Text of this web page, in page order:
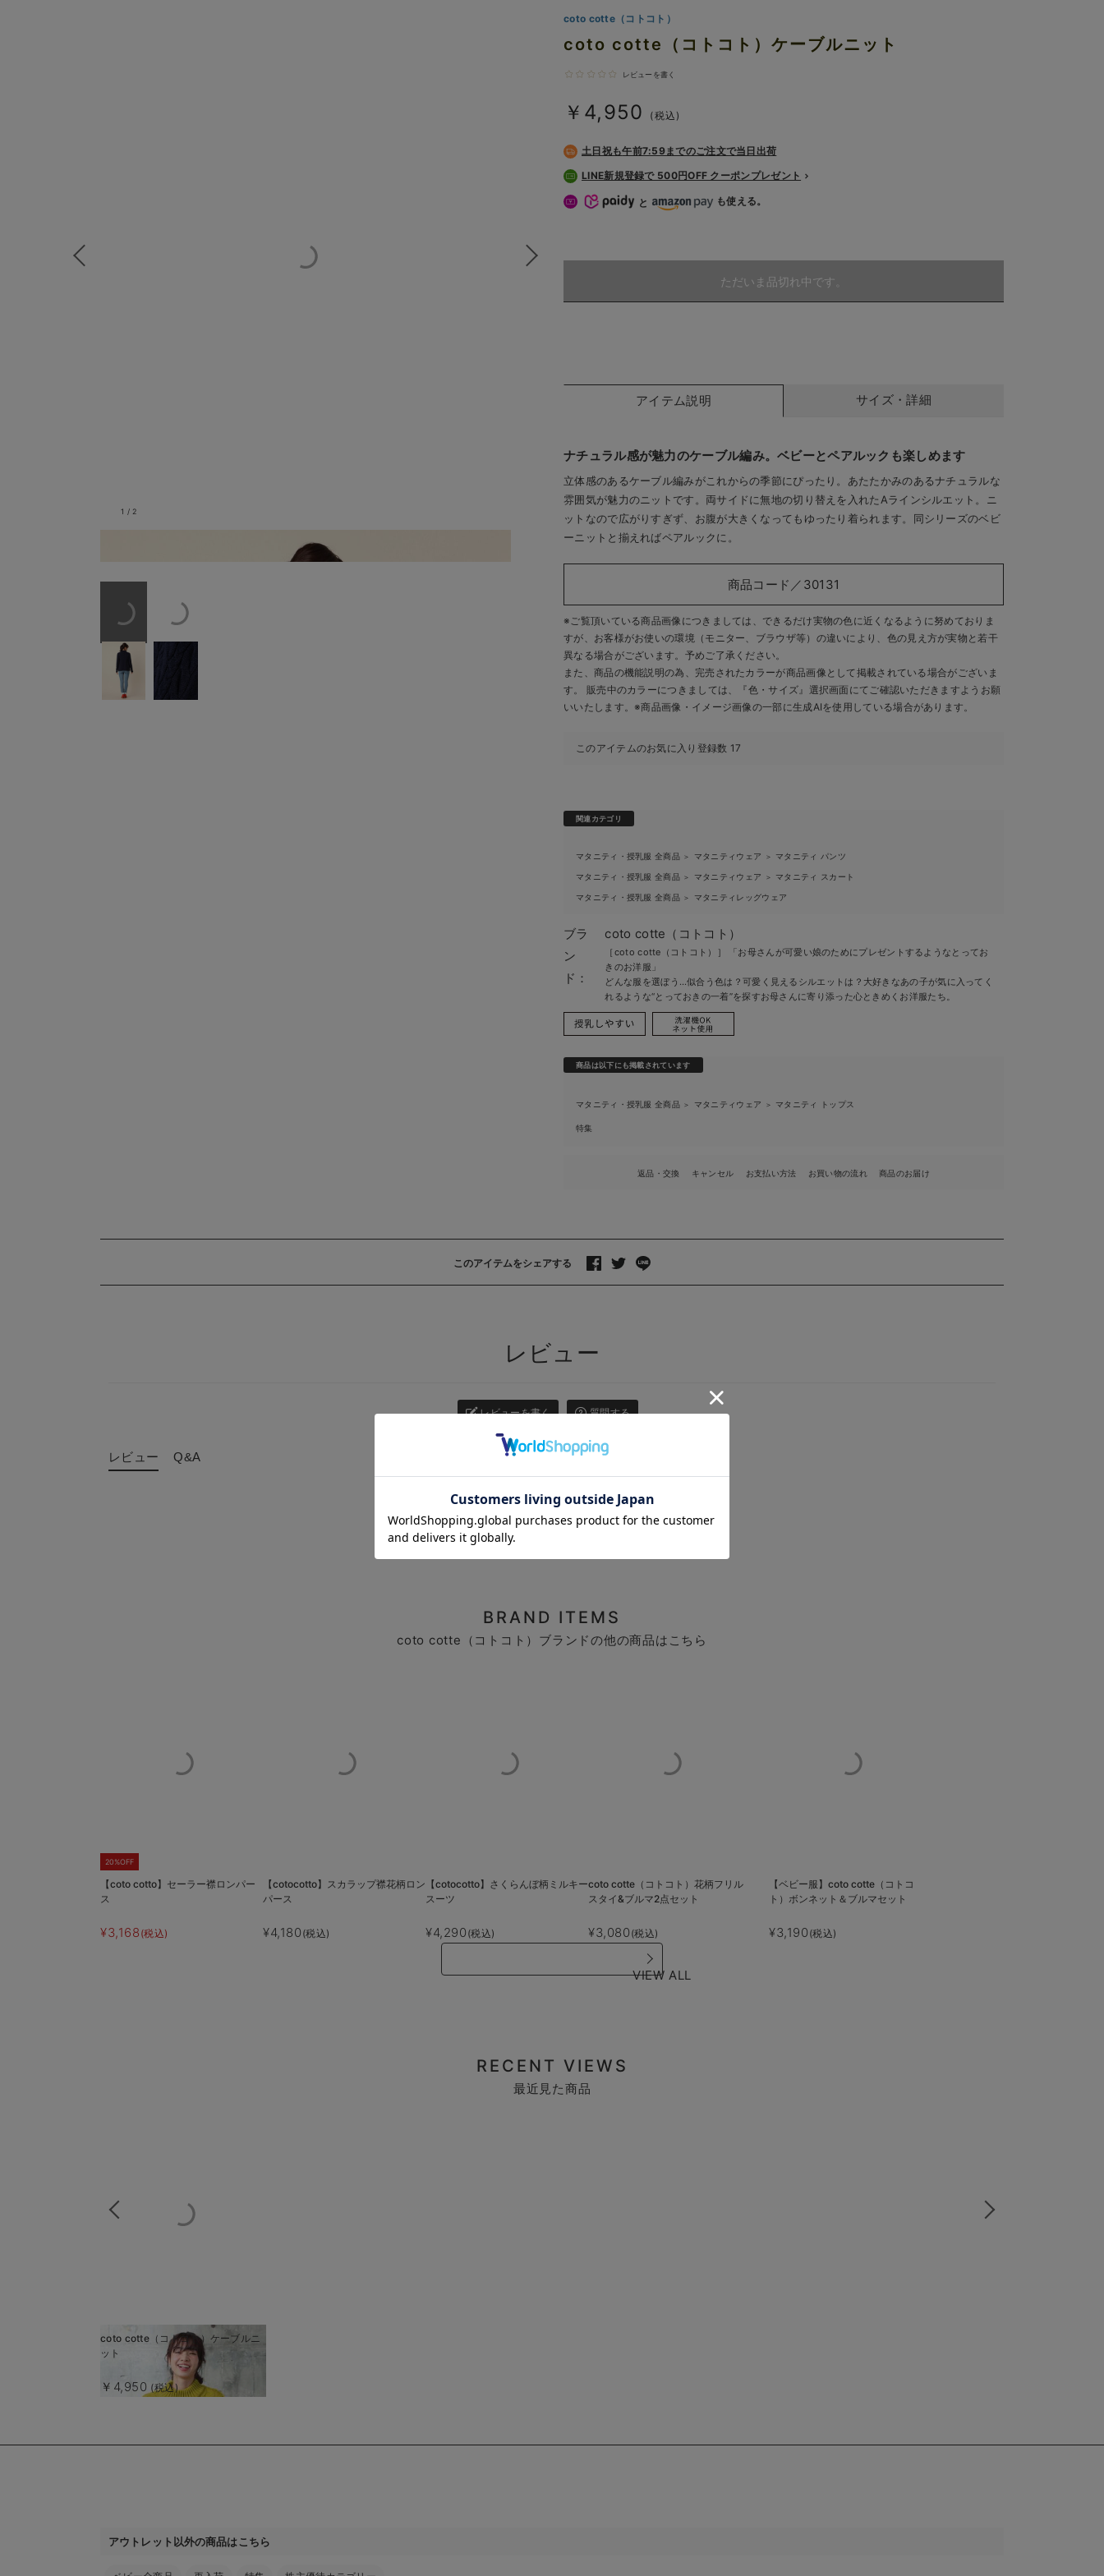
バックスタイル
1 / 2
coto cotte（コトコト）
coto cotte（コトコト）ケーブルニット
レビューを書く
￥4,950 (税込)
土日祝も午前7:59までのご注文で当日出荷
LINE新規登録で 500円OFF クーポンプレゼント
と も使える。
ただいま品切れ中です。
アイテム説明 サイズ・詳細
ナチュラル感が魅力のケーブル編み。ベビーとペアルックも楽しめます
立体感のあるケーブル編みがこれからの季節にぴったり。あたたかみのあるナチュラルな
雰囲気が魅力のニットです。両サイドに無地の切り替えを入れたAラインシルエット。ニ
ットなので広がりすぎず、お腹が大きくなってもゆったり着られます。同シリーズのベビ
ーニットと揃えればペアルックに。
商品コード／30131
※ご覧頂いている商品画像につきましては、できるだけ実物の色に近くなるように努めておりま
すが、 お客様がお使いの環境（モニター、ブラウザ等）の違いにより、色の見え方が実物と若干
異なる場合がございます。予めご了承ください。
また、商品の機能説明の為、完売されたカラーが商品画像として掲載されている場合がございま
す。 販売中のカラーにつきましては、『色・サイズ』選択画面にてご確認いただきますようお願
いいたします。 ※商品画像・イメージ画像の一部に生成AIを使用している場合があります。
このアイテムのお気に入り登録数 17
関連カテゴリ
マタニティ・授乳服 全商品 ＞ マタニティウェア ＞ マタニティ パンツ
マタニティ・授乳服 全商品 ＞ マタニティウェア ＞ マタニティ スカート
マタニティ・授乳服 全商品 ＞ マタニティレッグウェア
ブラ
ン
ド：
coto cotte（コトコト）
［coto cotte（コトコト）］ 「お母さんが可愛い娘のためにプレゼントするようなとってお
きのお洋服」
どんな服を選ぼう…似合う色は？可愛く見えるシルエットは？大好きなあの子が気に入ってく
れるような“とっておきの一着”を探すお母さんに寄り添った心ときめくお洋服たち。
商品は以下にも掲載されています
マタニティ・授乳服 全商品 ＞ マタニティウェア ＞ マタニティ トップス
特集
返品・交換 キャンセル お支払い方法 お買い物の流れ 商品のお届け
このアイテムをシェアする >
レビュー
レビューを書く 質問する
レビュー Q&A
レビュー投稿がありません。
BRAND ITEMS
coto cotte（コトコト）ブランドの他の商品はこちら
20%OFF
【coto cotto】セーラー襟ロンパー
ス
¥3,168 (税込)
【cotocotto】スカラップ襟花柄ロン
パース
¥4,180 (税込)
【cotocotto】さくらんぼ柄ミルキー
スーツ
¥4,290 (税込)
coto cotte（コトコト）花柄フリル
スタイ&ブルマ2点セット
¥3,080 (税込)
【ベビー服】coto cotte（コトコ
ト）ボンネット＆ブルマセット
¥3,190 (税込)
VIEW ALL
RECENT VIEWS
最近見た商品
商
品
細
商
品
詳
見
coto cotte（コトコト）ケーブルニ
ット
￥4,950 (税込)
アウトレット以外の商品はこちら
お気に入り商品を確認する